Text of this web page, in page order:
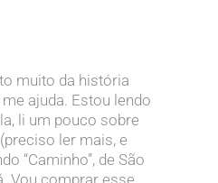
muito da história
ajuda. Estou lendo
li um pouco sobre
ler mais, e
“Caminho”, de São
Vou comprar esse